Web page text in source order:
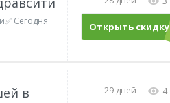
Сегодня
Открыть скидку
в 29 дней 4